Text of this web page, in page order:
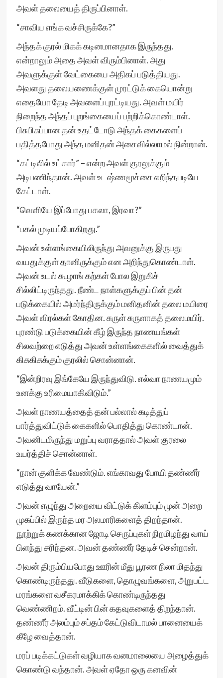
அவள் தலையைத் திருப்பினாள்.
“சாவிய எங்க வச்சிருக்கே?”
அந்தக் குரல் மிகக் கடினமானதாக இருந்தது.
என்றாலும் அதை அவள் விரும்பினாள். அது
அவளுக்குள் வேட்கையை அதிகப் படுத்தியது.
அவளது தலையணைக்குள் முரட்டுக் கையொன்று
எதையோ தேடி அவளைப் புரட்டியது. அவள் மயிர்
நிறைந்த அந்தப் புறங்கையைப் பற்றிக்கொண்டாள்.
பிசுபிசுப்பான தன் உதட்டோடு அந்தக் கைகளைப்
பதித்தபோது அந்த மனிதன் அசைவில்லாமல் நின்றான்.
“கட்டிலில் உட்கார்” – என்ற அவள் குரலுக்கும்
அடிபணிந்தான். அவள் உடஷ்ணமூச்சை எறிந்தபடியே
கேட்டாள்.
“வெளியே இப்போது பகலா, இரவா?”
“பகல் முடியப்போகிறது.”
அவன் உள்ளங்கையிலிருந்து அவனுக்கு இருபது
வயதுக்குள் தானிருக்கும் என அறிந்துகொண்டாள்.
அவன் உடல் கூழாங் கற்கள் போல இறுகிச்
சில்லிட்டிருந்தது. நீண்ட நாள்களுக்குப் பின் தன்
படுக்கையில் அமர்ந்திருக்கும் மனிதனின் தலை மயிரை
அவள் விரல்கள் கோதின. சுருள் சுருளாகத் தலைமயிர்.
புரண்டு படுக்கையின் கீழ் இருந்த நாணயங்கள்
சிலவற்றை எடுத்து அவன் உள்ளங்கைகளில் வைத்துக்
கிசுகிசுக்கும் குரலில் சொன்னான்.
“இன்றிரவு இங்கேயே இருந்துவிடு. எல்வா நாணயமும்
உனக்கு உரிமையாகிவிடும்.”
அவள் நாணயத்தைத் தன் பல்லால் கடித்துப்
பார்த்துவிட்டுக் கைகளில் பொதித்து கொண்டான்.
அவனிடமிருந்து மறுப்பு வராததால் அவள் குரலை
உயர்த்திச் சொன்னாள்.
“நான் குளிக்க வேண்டும். எங்காவது போயி தண்ணீர்
எடுத்து வாயேன்.”
அவன் எழுந்து அறையை விட்டுக் கிளம்பும் முன் அறை
முகப்பில் இருந்த மர அலமாரிகளைத் திறந்தான்.
நூற்றுக் கணக்கான ஜோடி செருப்புகள் நிறமிழந்து வாய்
பிளந்து சரிந்தன. அவன் தண்ணீர் தேடிச் சென்றான்.
அவன் திரும்பியபோது ஊரின் மீது பூரண நிலா மிதந்து
கொண்டிருந்தது. வீடுகளை, தொழுவங்களை, அறுபட்ட
மரங்களை வசீகரமாக்கிக் கொண்டிருந்தது
வெண்ணிறம். வீட்டின் பின் கதவுகளைத் திறந்தான்.
தண்ணீர் அலம்பும் சப்தம் கேட்டுவிடாமல் பானையைக்
கீழே வைத்தான்.
மரப் படிக்கட்டுகள் வழியாக வனமாலையை அழைத்துக்
கொண்டு வந்தான். அவள் ஏதோ ஒரு கனவின்